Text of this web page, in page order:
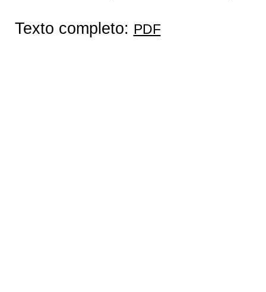
Texto completo: PDF